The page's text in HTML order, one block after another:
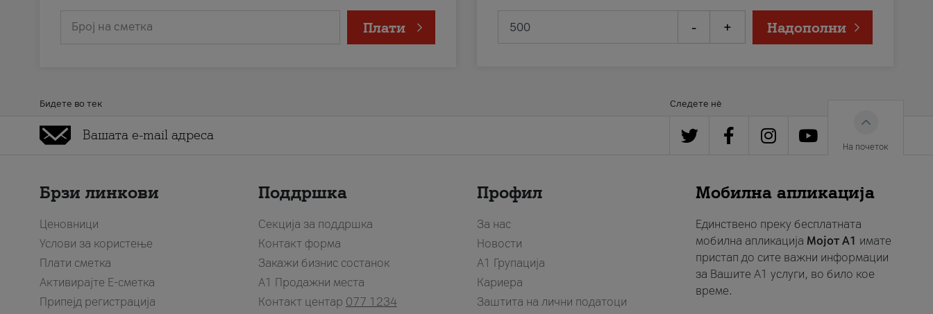
Број на сметка Плати - + Надополни
Бидете во тек Следете нè
На почеток
Брзи линкови
Ценовници
Услови за користење
Плати сметка
Активирајте Е-сметка
Припејд регистрација
Поддршка
Секција за поддршка
Контакт форма
Закажи бизнис состанок
A1 Продажни места
Контакт центар 077 1234
Профил
За нас
Новости
А1 Групација
Кариера
Заштита на лични податоци
Мобилна апликација
Единствено преку бесплатната
мобилна апликација Мојот A1 имате
пристап до сите важни информации
за Вашите A1 услуги, во било кое
време.